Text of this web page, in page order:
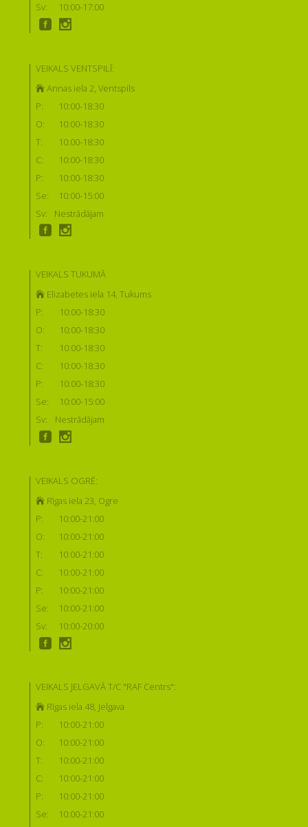
Sv:
10:00-17:00
VEIKALS VENTSPILĪ:
Annas iela 2, Ventspils
P:
10:00-18:30
O:
10:00-18:30
T:
10:00-18:30
C:
10:00-18:30
P:
10:00-18:30
Se:
10:00-15:00
Sv:
Nestrādājam
VEIKALS TUKUMĀ
Elizabetes iela 14, Tukums
P:
10:00-18:30
O:
10:00-18:30
T:
10:00-18:30
C:
10:00-18:30
P:
10:00-18:30
Se:
10:00-15:00
Sv:
Nestrādājam
VEIKALS OGRĒ:
Rīgas iela 23, Ogre
P:
10:00-21:00
O:
10:00-21:00
T:
10:00-21:00
C:
10:00-21:00
P:
10:00-21:00
Se:
10:00-21:00
Sv:
10:00-20:00
VEIKALS JELGAVĀ T/C "RAF Centrs":
Rīgas iela 48, Jelgava
P:
10:00-21:00
O:
10:00-21:00
T:
10:00-21:00
C:
10:00-21:00
P:
10:00-21:00
Se:
10:00-21:00